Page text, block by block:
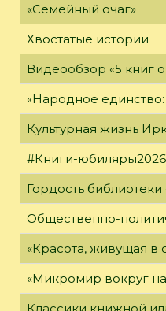
«Семейный очаг»
Хвостатые истории
Видеообзор «5 книг
«Народное
Культурная жизнь
#Книги-
Гордость
Общественно-
«Красота, живущая в
«Микромир вокруг